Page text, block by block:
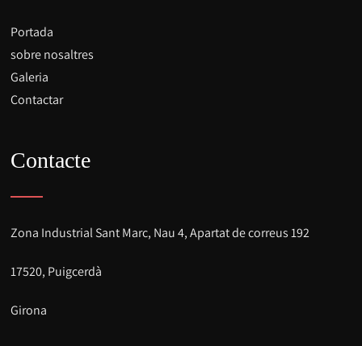
Portada
sobre nosaltres
Galeria
Contactar
Contacte
Zona Industrial Sant Marc, Nau 4, Apartat de correus 192
17520, Puigcerdà
Girona